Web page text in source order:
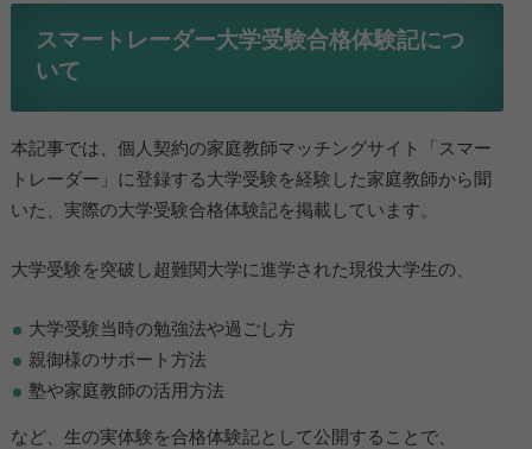
スマートレーダー大学受験合格体験記につ
いて
本記事では、個人契約の家庭教師マッチングサイト「スマー
トレーダー」に登録する大学受験を経験した家庭教師から聞
いた、実際の大学受験合格体験記を掲載しています。
大学受験を突破し超難関大学に進学された現役大学生の、
大学受験当時の勉強法や過ごし方
親御様のサポート方法
塾や家庭教師の活用方法
など、生の実体験を合格体験記として公開することで、